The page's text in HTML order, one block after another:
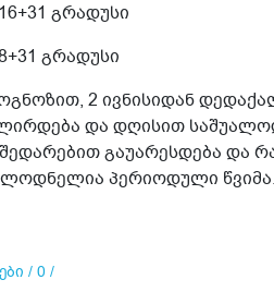
გრადუსი
გრადუსი
2 ივნისიდან
და დღისით
გაუარესდება და
პერიოდული წვიმა.
/ 0 /